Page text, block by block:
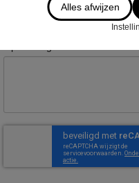
Alles afwijzen